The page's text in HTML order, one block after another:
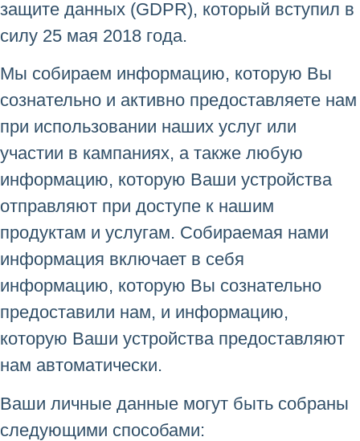
защите данных (GDPR), который вступил в
силу 25 мая 2018 года.
Мы собираем информацию, которую Вы
сознательно и активно предоставляете нам
при использовании наших услуг или
участии в кампаниях, а также любую
информацию, которую Ваши устройства
отправляют при доступе к нашим
продуктам и услугам. Собираемая нами
информация включает в себя
информацию, которую Вы сознательно
предоставили нам, и информацию,
которую Ваши устройства предоставляют
нам автоматически.
Ваши личные данные могут быть собраны
следующими способами: